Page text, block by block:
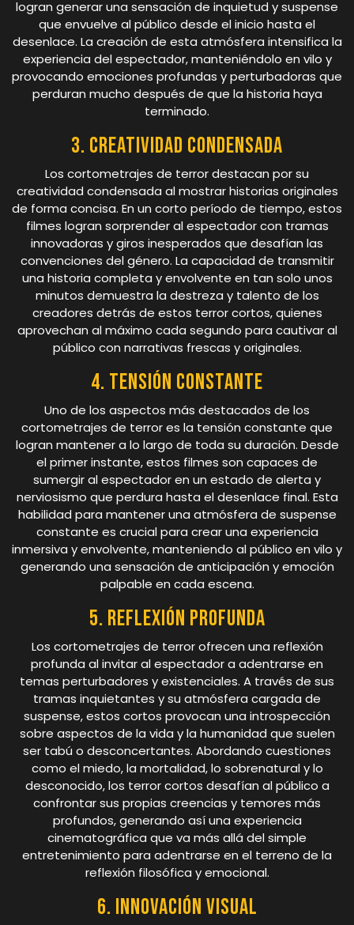
logran generar una sensación de inquietud y suspense
que envuelve al público desde el inicio hasta el
desenlace. La creación de esta atmósfera intensifica la
experiencia del espectador, manteniéndolo en vilo y
provocando emociones profundas y perturbadoras que
perduran mucho después de que la historia haya
terminado.
3. Creatividad condensada
Los cortometrajes de terror destacan por su
creatividad condensada al mostrar historias originales
de forma concisa. En un corto período de tiempo, estos
filmes logran sorprender al espectador con tramas
innovadoras y giros inesperados que desafían las
convenciones del género. La capacidad de transmitir
una historia completa y envolvente en tan solo unos
minutos demuestra la destreza y talento de los
creadores detrás de estos terror cortos, quienes
aprovechan al máximo cada segundo para cautivar al
público con narrativas frescas y originales.
4. Tensión constante
Uno de los aspectos más destacados de los
cortometrajes de terror es la tensión constante que
logran mantener a lo largo de toda su duración. Desde
el primer instante, estos filmes son capaces de
sumergir al espectador en un estado de alerta y
nerviosismo que perdura hasta el desenlace final. Esta
habilidad para mantener una atmósfera de suspense
constante es crucial para crear una experiencia
inmersiva y envolvente, manteniendo al público en vilo y
generando una sensación de anticipación y emoción
palpable en cada escena.
5. Reflexión profunda
Los cortometrajes de terror ofrecen una reflexión
profunda al invitar al espectador a adentrarse en
temas perturbadores y existenciales. A través de sus
tramas inquietantes y su atmósfera cargada de
suspense, estos cortos provocan una introspección
sobre aspectos de la vida y la humanidad que suelen
ser tabú o desconcertantes. Abordando cuestiones
como el miedo, la mortalidad, lo sobrenatural y lo
desconocido, los terror cortos desafían al público a
confrontar sus propias creencias y temores más
profundos, generando así una experiencia
cinematográfica que va más allá del simple
entretenimiento para adentrarse en el terreno de la
reflexión filosófica y emocional.
6. Innovación visual